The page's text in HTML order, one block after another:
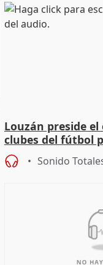
Louzán preside
clubes del fútbol
español: "Nos va
Sonido